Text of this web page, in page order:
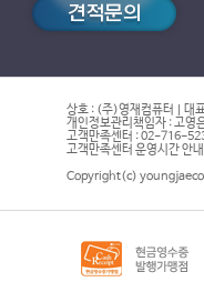
상호 : (주)영재컴퓨터 | 대
개인정보관리책임자 : 고영
고객만족센터 : 02-716-
고객만족센터 운영시간 안
Copyright(c)